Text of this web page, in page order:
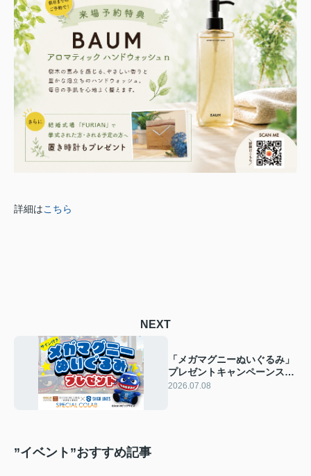
詳細はこちら
NEXT
「メガマグニーぬいぐるみ」
プレゼントキャンペーンスタ
ート！！
2026.07.08
”イベント”おすすめ記事